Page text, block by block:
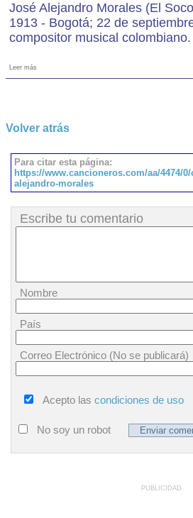
José Alejandro Morales (El
1913 - Bogotá; 22 de
compositor musical colombiano.
Leer más
Volver atrás
Para citar esta página:
https://www.cancioneros.com/aa/4474/
alejandro-morales
Escribe tu comentario
Nombre
País
Correo Electrónico (No se publicará)
Acepto las condiciones de uso
No soy un robot
PUBLICIDAD